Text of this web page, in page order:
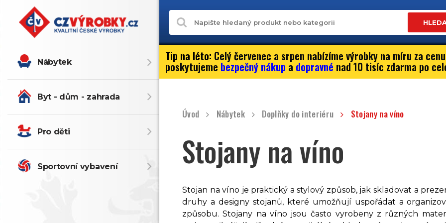
Nábytek
Byt - dům - zahrada
Pro děti
Sportovní vybavení
Tip na léto: Celý červenec a srpen nabízíme výrobky na míru za
poskytujeme bezpečný nákup a dopravné nad 10 tisíc zdarma po
Úvod Nábytek Doplňky do interiéru Stojany na víno
Stojany na víno
Stojan na víno je praktický a stylový způsob, jak skladovat a
druhy a designy stojanů, které umožňují uspořádat a
způsobu. Stojany na víno jsou často vyrobeny z různých